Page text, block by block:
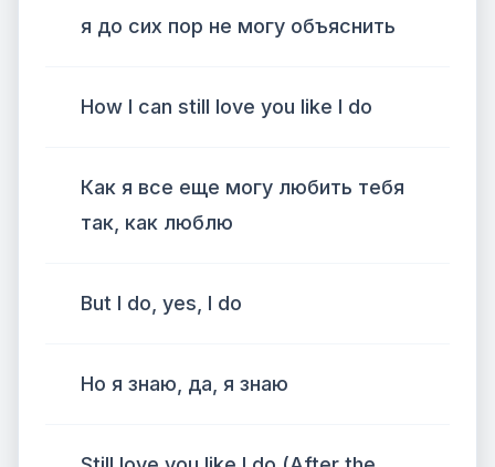
я до сих пор не могу объяснить
How I can still love you like I do
Как я все еще могу любить тебя
так, как люблю
But I do, yes, I do
Но я знаю, да, я знаю